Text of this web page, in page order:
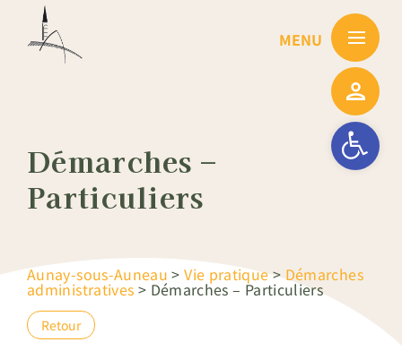
Ouvrir la
Démarches –
Particuliers
Aunay-sous-Auneau >Vie pratique>Démarches
administratives > Démarches – Particuliers
Retour